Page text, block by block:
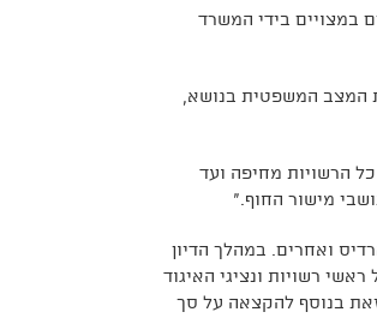
במצויים בידי המשרד
המצב המשפטית בנושא,
הרשויות מחיפה ועד
מישור החוף."
ואחרים. במהלך הדיון
רשויות ונציגי האיגוד
בנוסף להקצאה על סך